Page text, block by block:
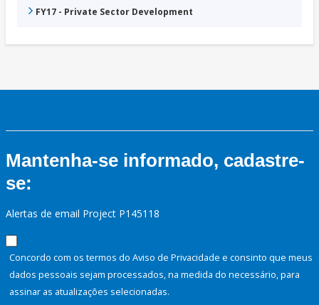
FY17 - Private Sector Development
Mantenha-se informado, cadastre-
se:
Alertas de email Project P145118
Concordo com os termos do Aviso de Privacidade e consinto que meus
dados pessoais sejam processados, na medida do necessário, para
assinar as atualizações selecionadas.